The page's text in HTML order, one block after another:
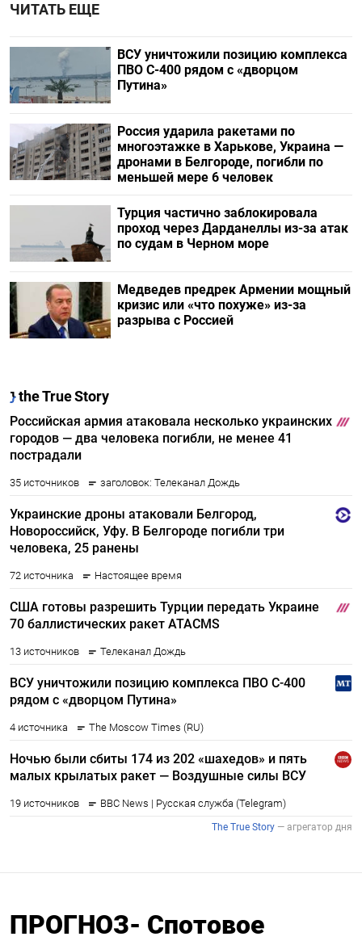
ЧИТАТЬ ЕЩЕ
ВСУ уничтожили позицию комплекса
ПВО С-400 рядом с «дворцом
Путина»
Россия ударила ракетами по
многоэтажке в Харькове, Украина —
дронами в Белгороде, погибли по
меньшей мере 6 человек
Турция частично заблокировала
проход через Дарданеллы из-за атак
по судам в Черном море
Медведев предрек Армении мощный
кризис или «что похуже» из-за
разрыва с Россией
ПРОГНОЗ- Спотовое